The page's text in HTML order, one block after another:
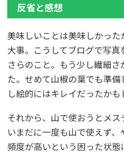
反省と感想
美味しいことは美味しかっ
大事。こうしてブログで写
さらのこと。もう少し繊細
た。せめて山椒の葉でも準備
し絵的にはキレイだったかも
それから、山で使おうとメス
いまだに一度も山で使えず
頻度が高いという困った状